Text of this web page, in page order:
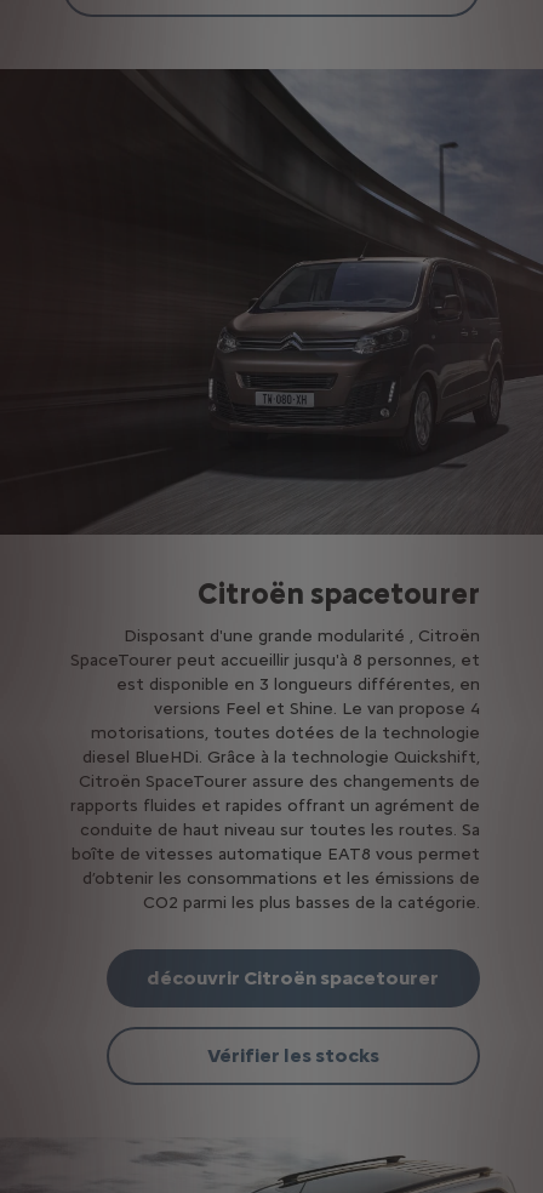
Citroën spacetourer
Disposant d'une grande modularité , Citroën
SpaceTourer peut accueillir jusqu'à 8 personnes, et
est disponible en 3 longueurs différentes, en
versions Feel et Shine. Le van propose 4
motorisations, toutes dotées de la technologie
diesel BlueHDi. Grâce à la technologie Quickshift,
Citroën SpaceTourer assure des changements de
rapports fluides et rapides offrant un agrément de
conduite de haut niveau sur toutes les routes. Sa
boîte de vitesses automatique EAT8 vous permet
d’obtenir les consommations et les émissions de
CO2 parmi les plus basses de la catégorie.
découvrir Citroën spacetourer
Vérifier les stocks